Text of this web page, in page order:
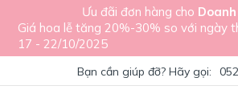
Ưu đãi đơn hàng cho
Giá hoa lễ tăng 20%-30% so với ngày
17 - 22/10/2025
Bạn cần giúp đỡ? Hãy gọi: